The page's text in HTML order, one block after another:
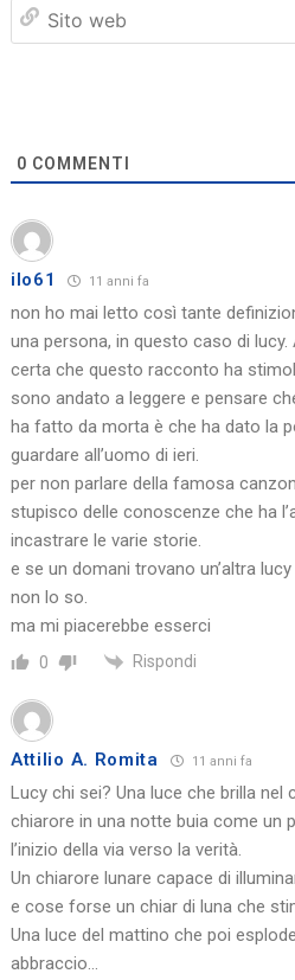
ilo61 11 anni fa
non ho mai letto così tante
una persona, in questo caso di lucy.
certa che questo racconto ha
sono andato a leggere e pensare
ha fatto da morta è che ha dato la
guardare all’uomo di ieri.
per non parlare della famosa
stupisco delle conoscenze che ha
incastrare le varie storie.
e se un domani trovano un’altra lucy
non lo so.
ma mi piacerebbe esserci
Attilio A. Romita 11 anni fa
Lucy chi sei? Una luce che brilla nel
chiarore in una notte buia come un
l’inizio della via verso la verità.
Un chiarore lunare capace di
e cose forse un chiar di luna che
Una luce del mattino che poi